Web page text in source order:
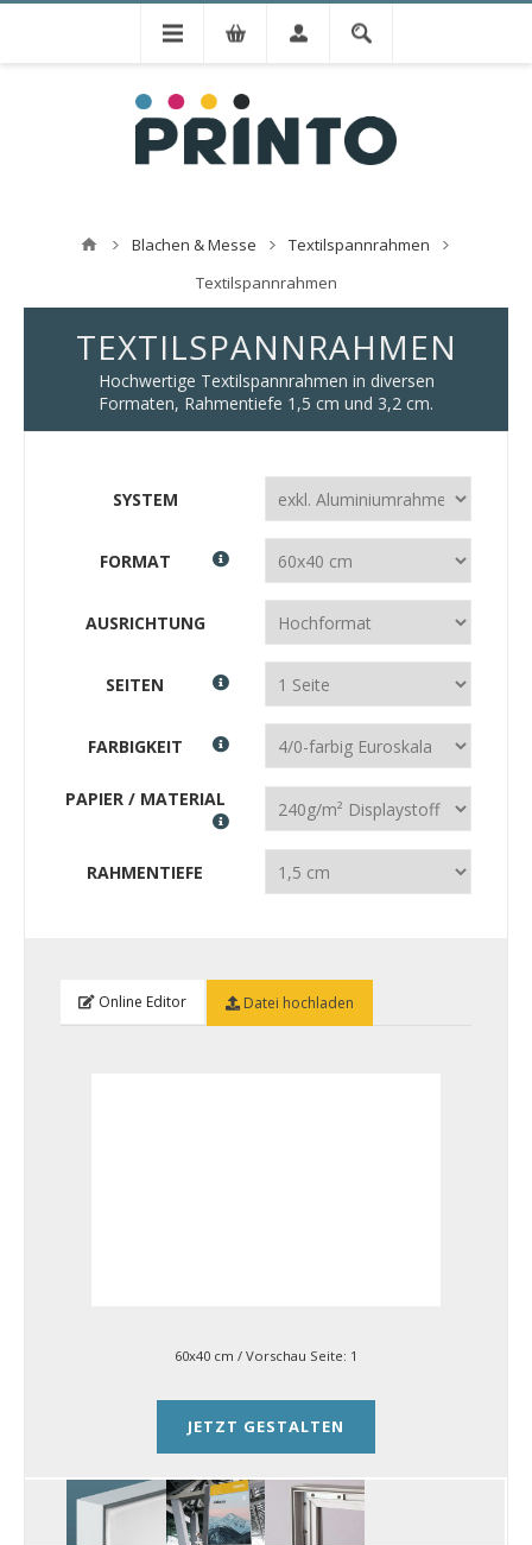
Blachen & Messe
Textilspannrahmen
Textilspannrahmen
TEXTILSPANNRAHMEN
Hochwertige Textilspannrahmen in diversen
Formaten, Rahmentiefe 1,5 cm und 3,2 cm.
SYSTEM
FORMAT
AUSRICHTUNG
SEITEN
FARBIGKEIT
PAPIER / MATERIAL
RAHMENTIEFE
Online Editor Datei hochladen
60x40 cm / Vorschau Seite: 1
JETZT GESTALTEN